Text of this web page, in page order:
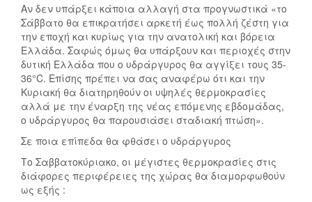
Αν δεν υπάρξει κάποια αλλαγή στα προγνωστικά «το
Σάββατο θα επικρατήσει αρκετή έως πολλή ζέστη για
την εποχή και κυρίως για την ανατολική και βόρεια
Ελλάδα. Σαφώς όμως θα υπάρξουν και περιοχές στην
δυτική Ελλάδα που ο υδράργυρος θα αγγίξει τους 35-
36°C. Επίσης πρέπει να σας αναφέρω ότι και την
Κυριακή θα διατηρηθούν οι υψηλές θερμοκρασίες
αλλά με την έναρξη της νέας επόμενης εβδομάδας,
ο υδράργυρος θα παρουσιάσει σταδιακή πτώση».
Σε ποια επίπεδα θα φθάσει ο υδράργυρος
Το Σαββατοκύριακο, οι μέγιστες θερμοκρασίες στις
διάφορες περιφέρειες της χώρας θα διαμορφωθούν
ως εξής :